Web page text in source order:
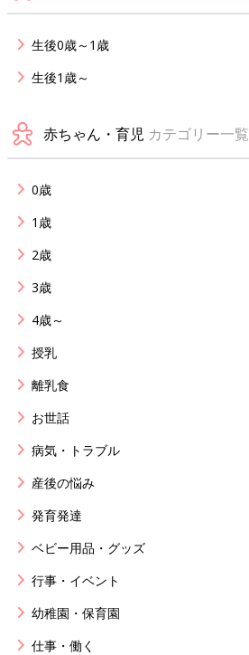
生後0歳～1歳
生後1歳～
赤ちゃん・育児 カテゴリー一覧
0歳
1歳
2歳
3歳
4歳～
授乳
離乳食
お世話
病気・トラブル
産後の悩み
発育発達
ベビー用品・グッズ
行事・イベント
幼稚園・保育園
仕事・働く